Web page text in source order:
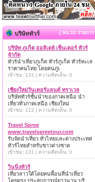
บริษัททัวร์ { พบ 33 รายการ
บริษัท ภูเก็ต ฮอลิเดย์ เซ็นเตอร์ ทัวร์
จำกัด
ทัวร์นำเที่ยวภูเก็ต ทัวร์ภูเก็ต ทัวร์ทะเล
ราคาคนไทย โดยคนภูเ
เข้าชม: 131 | ความคิดเห็น: 0
เชียงใหม่วันเดอร์แลนด์ ทราเวล
บริษัททัวร์ชั้นนำของภาคเหนือ นำ
เที่ยวทั่วภาคเหนือ เชียงใหม่
เข้าชม: 112 | ความคิดเห็น: 0
Travel Spree
www.travelspreetour.com
รับจัดนำเที่ยว ทั่วไทยและต่างประเทศ
ทัวร์ไทยสำหรับชาวต่างชาต
เข้าชม: 131 | ความคิดเห็น: 0
วินนิ่งทัวร์
เที่ยวลาวใต้โดยคนพื้อนที่นำเที่ยว
โดยตรง ประสบการณ์ยาวนาน บริ